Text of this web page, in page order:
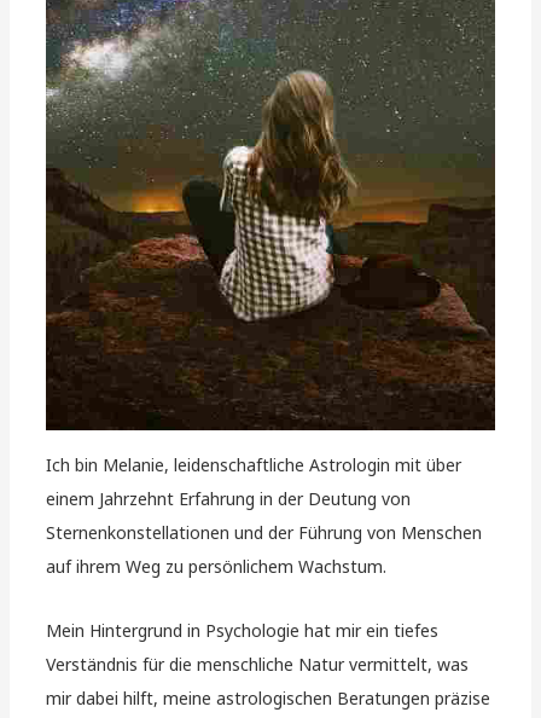
Ich bin Melanie, leidenschaftliche Astrologin mit über
einem Jahrzehnt Erfahrung in der Deutung von
Sternenkonstellationen und der Führung von Menschen
auf ihrem Weg zu persönlichem Wachstum.
Mein Hintergrund in Psychologie hat mir ein tiefes
Verständnis für die menschliche Natur vermittelt, was
mir dabei hilft, meine astrologischen Beratungen präzise